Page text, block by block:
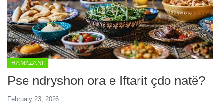
RAMAZANI
Pse ndryshon ora e Iftarit çdo natë?
February 23, 2026